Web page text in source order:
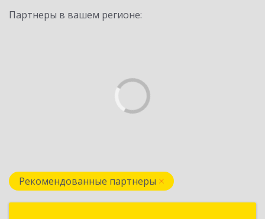
Партнеры в вашем регионе:
Рекомендованные партнеры